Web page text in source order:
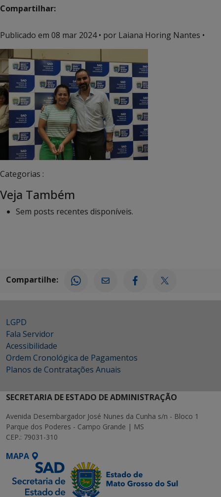
Compartilhar:
Publicado em 08 mar 2024• por Laiana Horing Nantes •
Categorias :
Veja Também
Sem posts recentes disponíveis.
Compartilhe:
LGPD
Fala Servidor
Acessibilidade
Ordem Cronológica de Pagamentos
Planos de Contratações Anuais
SECRETARIA DE ESTADO DE ADMINISTRAÇÃO
Avenida Desembargador José Nunes da Cunha s/n - Bloco 1
Parque dos Poderes - Campo Grande | MS
CEP.: 79031-310
MAPA